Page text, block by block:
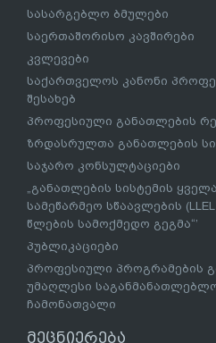
სასარგებლო ბმულები
საერთაშორისო კავშირები
კვლევები
საქართველოს კანონი
შესახებ
პროფესიული განათლების
ზრდასრულთა განათლების
საჯარო კონსულტაციები
„განათლების სისტემის
სამეწარმეო სწაავლების
წლების სამოქმედო გეგმა“’
პუბლიკაციები
პროფესიული პროგრამების
უმაღლესი
ჩამონათვალი
მეცნიერება